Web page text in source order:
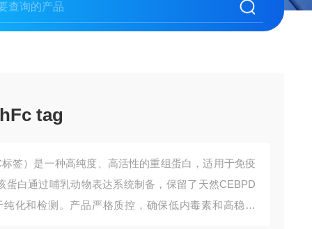
tag
签）是一种高纯度、高活性的重组蛋白，适用于免疫
蛋白通过哺乳动物表达系统制备，保留了天然CEBPD
化和检测。产品严格质控，确保低内毒素和高稳定